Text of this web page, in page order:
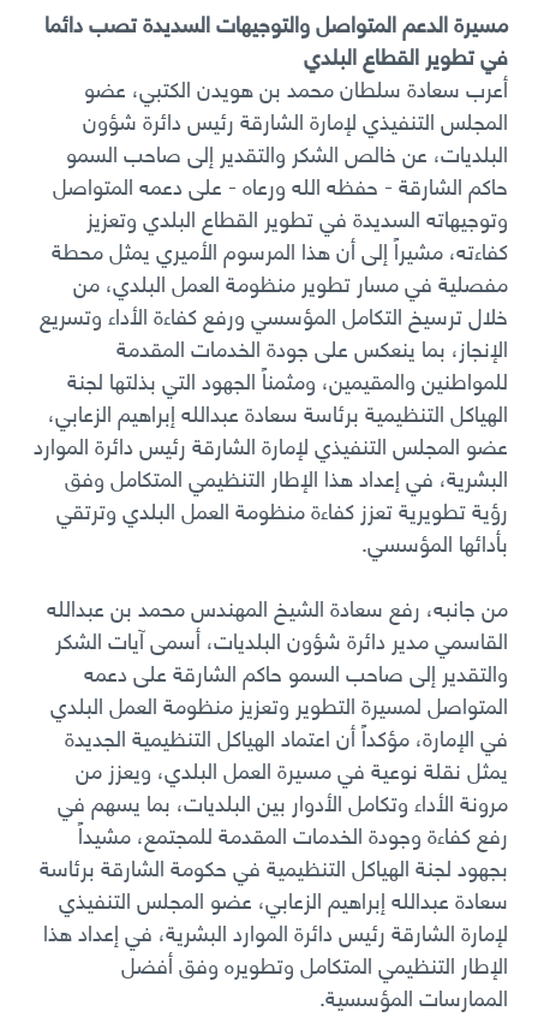
مسيرة الدعم المتواصل والتوجيهات السديدة تصب دائما
في تطوير القطاع البلدي
أعرب سعادة سلطان محمد بن هويدن الكتبي، عضو
المجلس التنفيذي لإمارة الشارقة رئيس دائرة شؤون
البلديات، عن خالص الشكر والتقدير إلى صاحب السمو
حاكم الشارقة - حفظه الله ورعاه - على دعمه المتواصل
وتوجيهاته السديدة في تطوير القطاع البلدي وتعزيز
كفاءته، مشيراً إلى أن هذا المرسوم الأميري يمثل محطة
مفصلية في مسار تطوير منظومة العمل البلدي، من
خلال ترسيخ التكامل المؤسسي ورفع كفاءة الأداء وتسريع
الإنجاز، بما ينعكس على جودة الخدمات المقدمة
للمواطنين والمقيمين، ومثمناً الجهود التي بذلتها لجنة
الهياكل التنظيمية برئاسة سعادة عبدالله إبراهيم الزعابي،
عضو المجلس التنفيذي لإمارة الشارقة رئيس دائرة الموارد
البشرية، في إعداد هذا الإطار التنظيمي المتكامل وفق
رؤية تطويرية تعزز كفاءة منظومة العمل البلدي وترتقي
بأدائها المؤسسي.
من جانبه، رفع سعادة الشيخ المهندس محمد بن عبدالله
القاسمي مدير دائرة شؤون البلديات، أسمى آيات الشكر
والتقدير إلى صاحب السمو حاكم الشارقة على دعمه
المتواصل لمسيرة التطوير وتعزيز منظومة العمل البلدي
في الإمارة، مؤكداً أن اعتماد الهياكل التنظيمية الجديدة
يمثل نقلة نوعية في مسيرة العمل البلدي، ويعزز من
مرونة الأداء وتكامل الأدوار بين البلديات، بما يسهم في
رفع كفاءة وجودة الخدمات المقدمة للمجتمع، مشيداً
بجهود لجنة الهياكل التنظيمية في حكومة الشارقة برئاسة
سعادة عبدالله إبراهيم الزعابي، عضو المجلس التنفيذي
لإمارة الشارقة رئيس دائرة الموارد البشرية، في إعداد هذا
الإطار التنظيمي المتكامل وتطويره وفق أفضل
الممارسات المؤسسية.